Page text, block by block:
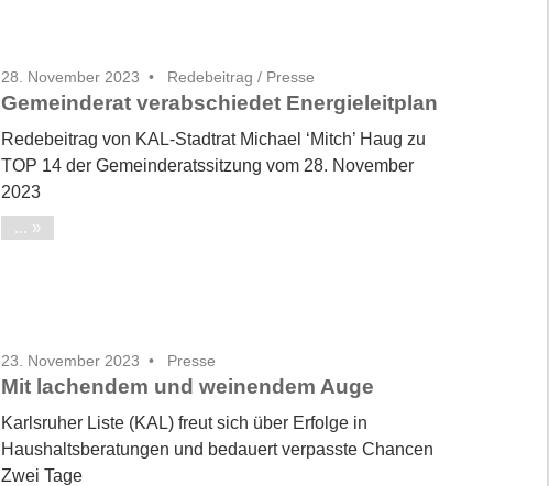
28. November 2023 Redebeitrag / Presse
Gemeinderat verabschiedet Energieleitplan
Redebeitrag von KAL-Stadtrat Michael ‘Mitch’ Haug zu
TOP 14 der Gemeinderatssitzung vom 28. November
2023
...
23. November 2023 Presse
Mit lachendem und weinendem Auge
Karlsruher Liste (KAL) freut sich über Erfolge in
Haushaltsberatungen und bedauert verpasste Chancen
Zwei Tage